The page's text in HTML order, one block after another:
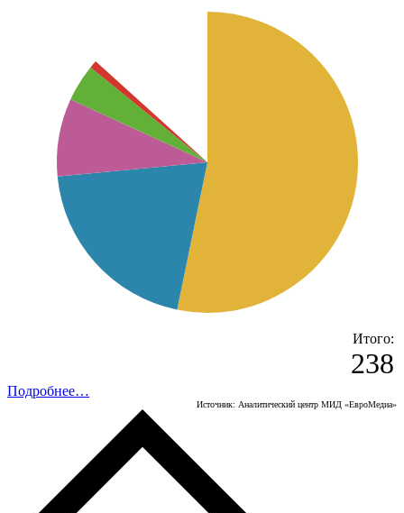
Итого:
238
Подробнее…
Источник: Аналитический центр МИД «ЕвроМедиа»